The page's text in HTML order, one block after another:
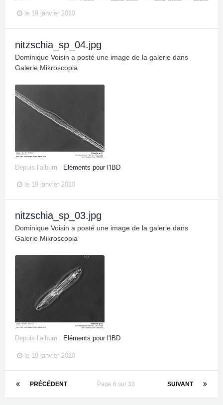
le 19 janvier 2010
nitzschia_sp_04.jpg
Dominique Voisin a posté une image de la galerie dans
Galerie Mikroscopia
Depuis l’album : Eléments pour l'IBD
le 19 janvier 2010
nitzschia_sp_03.jpg
Dominique Voisin a posté une image de la galerie dans
Galerie Mikroscopia
Depuis l’album : Eléments pour l'IBD
le 19 janvier 2010
PRÉCÉDENT SUIVANT
Page 6 sur 33